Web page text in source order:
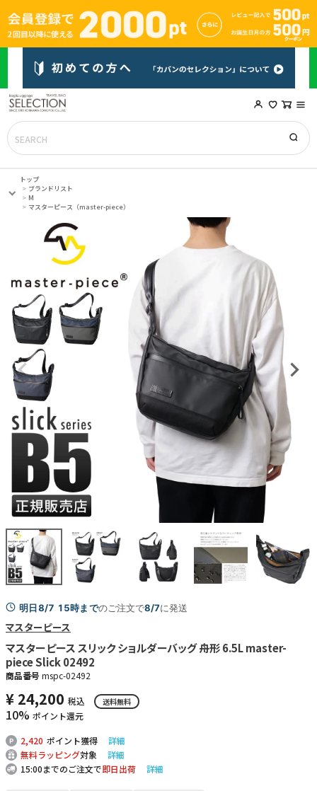
トップ
ブランドリスト
M
マスターピース（master-piece）
明日8/7 15時までのご注文で8/7に発送
マスターピース
マスターピース スリック ショルダーバッグ 舟形 6.5L master-
piece Slick 02492
商品番号 mspc-02492
¥ 24,200 税込 送料無料
10% ポイント還元
2,420 ポイント獲得
詳細
無料ラッピング対象
詳細
15:00までのご注文で即日出荷 詳細